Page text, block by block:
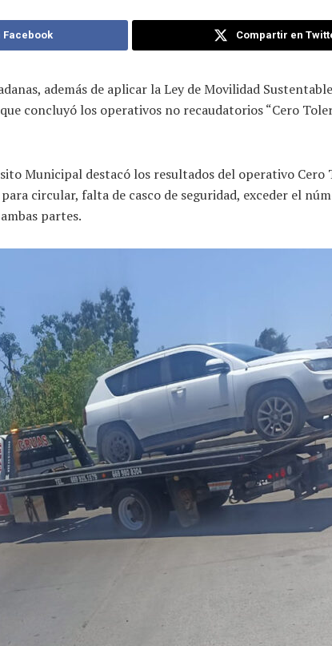
Compartir en
además de aplicar la Ley de Movilidad
concluyó los operativos no recaudatorios “Cero
Municipal destacó los resultados del operativo
circular, falta de casco de seguridad, exceder el
partes.